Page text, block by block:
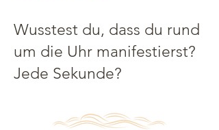
Wusstest du, dass du rund
um die Uhr manifestierst?
Jede Sekunde?